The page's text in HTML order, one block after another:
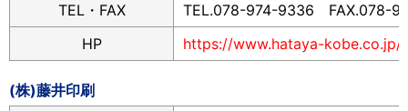
TEL・FAX
TEL.078-974-9336 FAX.078-
HP
https://www.hataya-kobe.co.jp/
(株)藤井印刷